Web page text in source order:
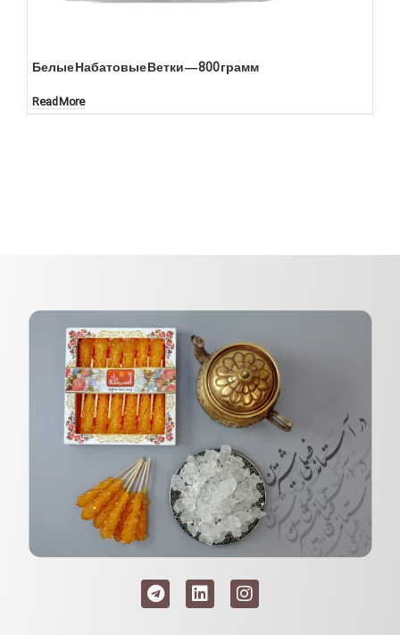
Белые Набатовые Ветки — 800 грамм
Read More